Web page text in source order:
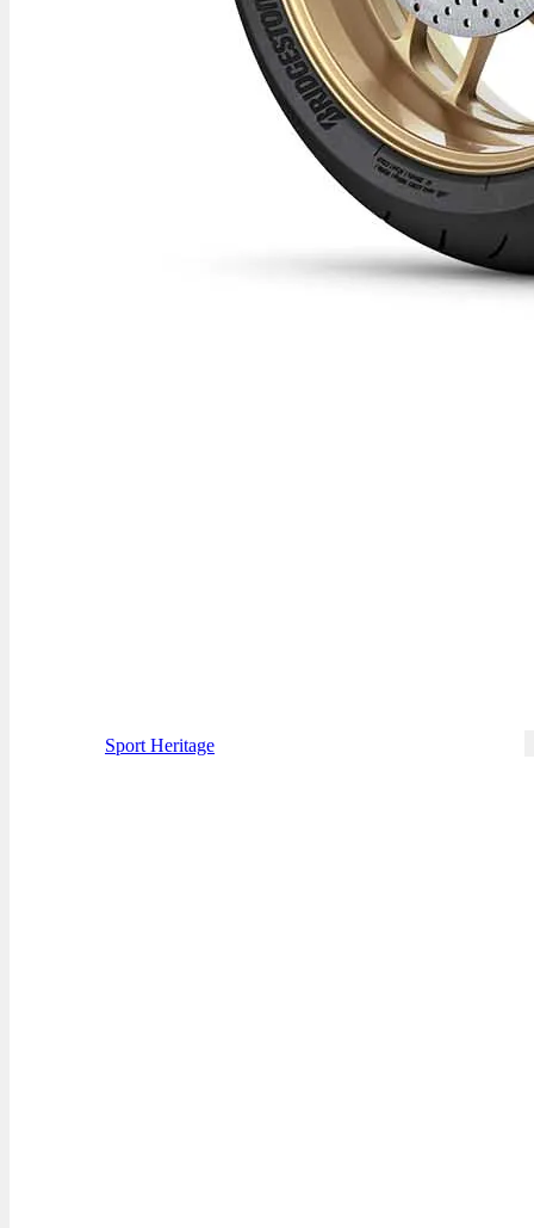
Sport Heritage